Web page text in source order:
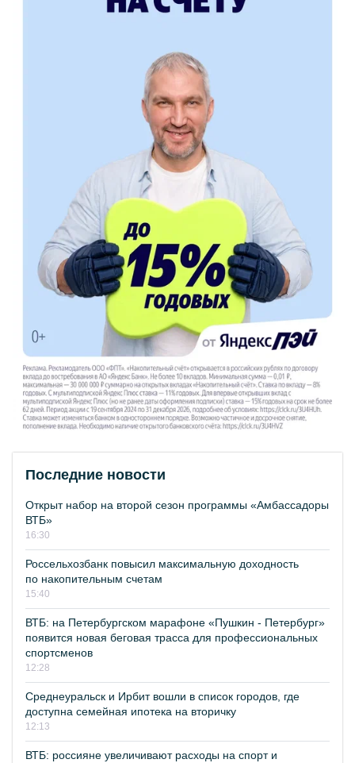
Последние новости
Открыт набор на второй сезон программы «Амбассадоры
ВТБ»
16:30
Россельхозбанк повысил максимальную доходность
по накопительным счетам
15:40
ВТБ: на Петербургском марафоне «Пушкин - Петербург»
появится новая беговая трасса для профессиональных
спортсменов
12:28
Среднеуральск и Ирбит вошли в список городов, где
доступна семейная ипотека на вторичку
12:13
ВТБ: россияне увеличивают расходы на спорт и